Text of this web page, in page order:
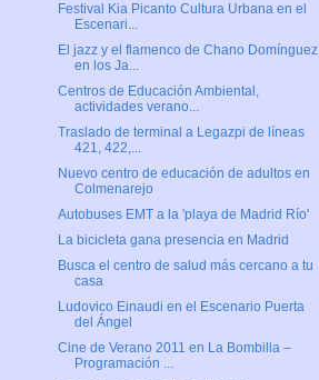
Festival Kia Picanto Cultura Urbana en el
Escenari...
El jazz y el flamenco de Chano Domínguez
en los Ja...
Centros de Educación Ambiental,
actividades verano...
Traslado de terminal a Legazpi de líneas
421, 422,...
Nuevo centro de educación de adultos en
Colmenarejo
Autobuses EMT a la 'playa de Madrid Río'
La bicicleta gana presencia en Madrid
Busca el centro de salud más cercano a tu
casa
Ludovico Einaudi en el Escenario Puerta
del Ángel
Cine de Verano 2011 en La Bombilla –
Programación ...